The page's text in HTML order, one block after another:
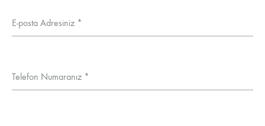
E-posta Adresiniz *
Telefon Numaranız *